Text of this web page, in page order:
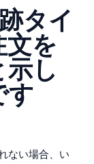
タイ
を
し
す
ない場合、い